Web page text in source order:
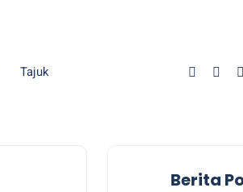
Tajuk
Berita